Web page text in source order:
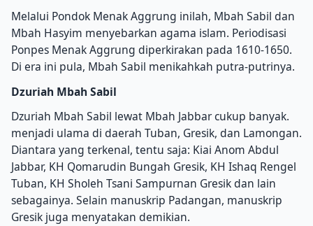
Melalui Pondok Menak Aggrung inilah, Mbah Sabil dan
Mbah Hasyim menyebarkan agama islam. Periodisasi
Ponpes Menak Aggrung diperkirakan pada 1610-1650.
Di era ini pula, Mbah Sabil menikahkah putra-putrinya.
Dzuriah Mbah Sabil
Dzuriah Mbah Sabil lewat Mbah Jabbar cukup banyak.
menjadi ulama di daerah Tuban, Gresik, dan Lamongan.
Diantara yang terkenal, tentu saja: Kiai Anom Abdul
Jabbar, KH Qomarudin Bungah Gresik, KH Ishaq Rengel
Tuban, KH Sholeh Tsani Sampurnan Gresik dan lain
sebagainya. Selain manuskrip Padangan, manuskrip
Gresik juga menyatakan demikian.